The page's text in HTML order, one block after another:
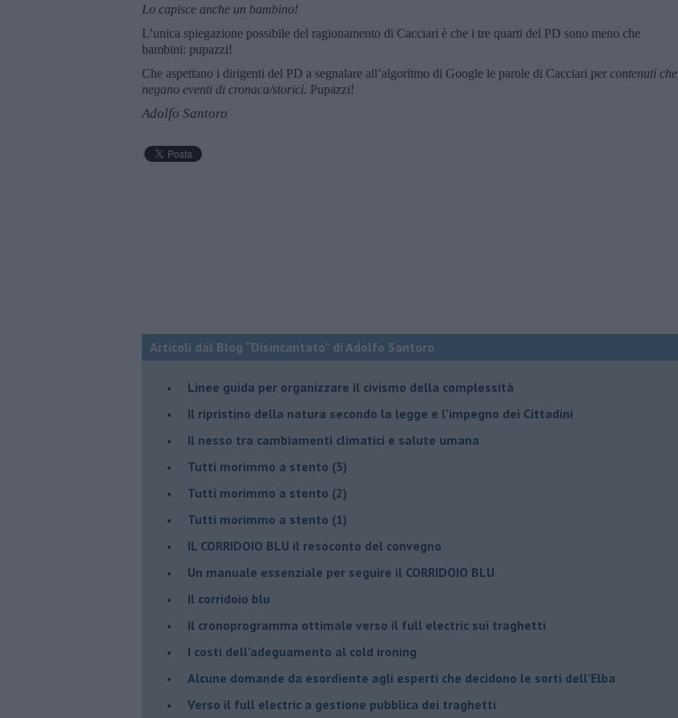
Lo capisce anche un bambino!
L’unica spiegazione possibile del ragionamento di Cacciari è che i tre quarti del PD sono meno che
bambini: pupazzi!
Che aspettano i dirigenti del PD a segnalare all’algoritmo di Google le parole di Cacciari per contenuti che
negano eventi di cronaca/storici. Pupazzi!
Adolfo Santoro
Articoli dal Blog “Disincantato” di Adolfo Santoro
​Linee guida per organizzare il civismo della complessità
​Il ripristino della natura secondo la legge e l’impegno dei Cittadini
Il nesso tra cambiamenti climatici e salute umana
Tutti morimmo a stento (3)
Tutti morimmo a stento (2)
​Tutti morimmo a stento (1)
IL CORRIDOIO BLU il resoconto del convegno
Un manuale essenziale per seguire il CORRIDOIO BLU
Il corridoio blu
​Il cronoprogramma ottimale verso il full electric sui traghetti
​I costi dell’adeguamento al cold ironing
Alcune domande da esordiente agli esperti che decidono le sorti dell’Elba
Verso il full electric a gestione pubblica dei traghetti​